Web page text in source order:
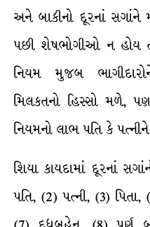
અને બાકીનો દૂરનાં સગાંને
પછી શેષભોગીઓ ન હોય
નિયમ મુજબ
મિલકતનો હિસ્સો મળે,
નિયમનો લાભ પતિ કે
શિયા કાયદામાં દૂરનાં
પતિ, (2) પત્ની, (3)